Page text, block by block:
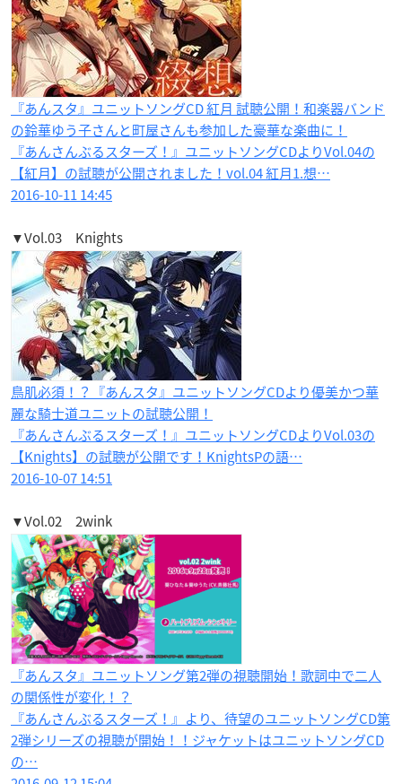
『あんスタ』ユニットソングCD 紅月 試聴公開！和楽器バンド
の鈴華ゆう子さんと町屋さんも参加した豪華な楽曲に！
『あんさんぶるスターズ！』ユニットソングCDよりVol.04の
【紅月】の試聴が公開されました！vol.04 紅月1.想…
2016-10-11 14:45
▼Vol.03 Knights
鳥肌必須！？『あんスタ』ユニットソングCDより優美かつ華
麗な騎士道ユニットの試聴公開！
『あんさんぶるスターズ！』ユニットソングCDよりVol.03の
【Knights】の試聴が公開です！KnightsPの語…
2016-10-07 14:51
▼Vol.02 2wink
『あんスタ』ユニットソング第2弾の視聴開始！歌詞中で二人
の関係性が変化！？
『あんさんぶるスターズ！』より、待望のユニットソングCD第
2弾シリーズの視聴が開始！！ジャケットはユニットソングCD
の…